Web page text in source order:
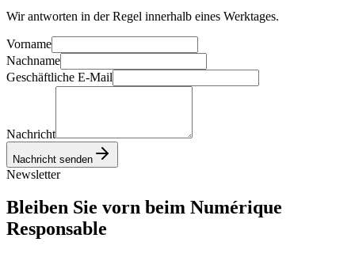
Wir antworten in der Regel innerhalb eines Werktages.
Vorname
Nachname
Geschäftliche E-Mail
Nachricht
Nachricht senden
Newsletter
Bleiben Sie vorn beim Numérique
Responsable